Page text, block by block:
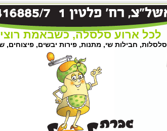
לכל ארוע סלסלה, כשבאמת
סלסלות, חבילות שי, מתנות, פירות יבשים, פיצוחים,